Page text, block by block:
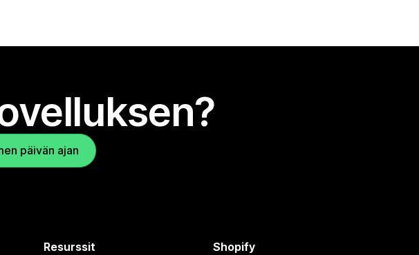
päivän ajan
Resurssit Shopify